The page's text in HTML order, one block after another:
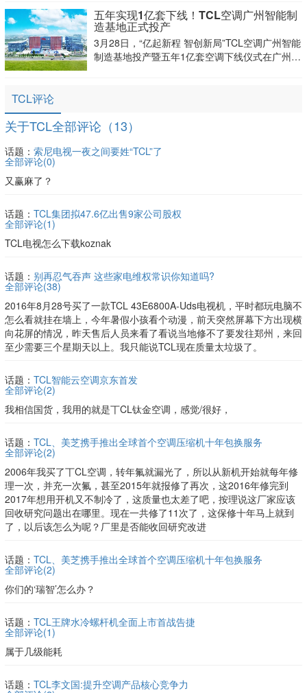
源与健康空气场景解决方案亮相，集中展示其在
AI智慧空气管理、绿色能源生态及商用多联系统
领域的最新技术
五年实现1亿套下线！TCL空调广州智能制
造基地正式投产
3月28日，“亿起新程 智创新局”TCL空调广州智能
制造基地投产暨五年1亿套空调下线仪式在广州南
TCL评论
关于TCL全部评论（13）
话题： 索尼电视一夜之间要姓“TCL”了
全部评论(0)
又赢麻了？
话题： TCL集团拟47.6亿出售9家公司股权
全部评论(1)
TCL电视怎么下载koznak
话题： 别再忍气吞声 这些家电维权常识你知道吗?
全部评论(38)
2016年8月28号买了一款TCL 43E6800A-Uds电视机，平时都玩电脑不
怎么看就挂在墙上，今年暑假小孩看个动漫，前天突然屏幕下方出现横
向花屏的情况，昨天售后人员来看了看说当地修不了要发往郑州，来回
至少需要三个星期天以上。我只能说TCL现在质量太垃圾了。
话题： TCL智能云空调京东首发
全部评论(2)
我相信国货，我用的就是丅CL钛金空调，感觉/很好，
话题： TCL、美芝携手推出全球首个空调压缩机十年包换服务
全部评论(2)
2006年我买了丅CL空调，转年氟就漏光了，所以从新机开始就每年修
理一次，并充一次氟，甚至2015年就报修了再次，这2016年修完到
2017年想用开机又不制冷了，这质量也太差了吧，按理说这厂家应该
回收研究问题出在哪里。现在一共修了11次了，这保修十年马上就到
了，以后该怎么为呢？厂里是否能收回研究改进
话题： TCL、美芝携手推出全球首个空调压缩机十年包换服务
全部评论(2)
你们的‘瑞智’怎么办？
话题： TCL王牌水冷螺杆机全面上市首战告捷
全部评论(1)
属于几级能耗
话题： TCL李文国:提升空调产品核心竞争力